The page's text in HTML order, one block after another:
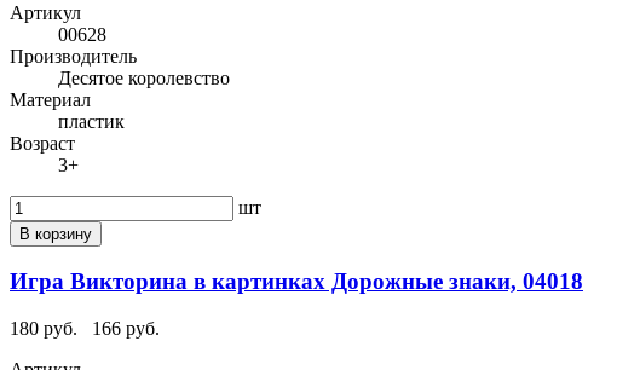
Артикул
00628
Производитель
Десятое королевство
Материал
пластик
Возраст
3+
шт
В корзину
Игра Викторина в картинках Дорожные знаки, 04018
180 руб.
166 руб.